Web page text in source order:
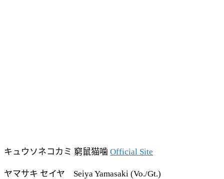
キュウソネコカミ 窮鼠猫噛 Official Site
ヤマサキ セイヤ Seiya Yamasaki (Vo./Gt.)